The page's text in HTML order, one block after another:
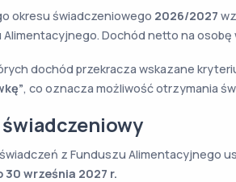
okresu świadczeniowego 2026/2027
Alimentacyjnego. Dochód netto na
dochód przekracza wskazane
, co oznacza możliwość otrzymania
świadczeniowy
z Funduszu Alimentacyjnego
30 września 2027 r.